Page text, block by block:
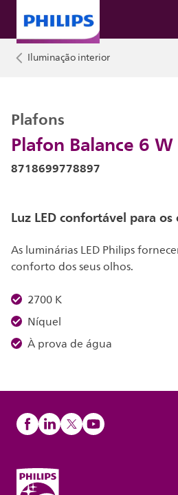
Iluminação interior
Plafon Balance 6 W
Plafons
8718699778897
Luz LED confortável para os
As luminárias LED Philips
conforto dos seus olhos.
2700 K
Níquel
À prova de água